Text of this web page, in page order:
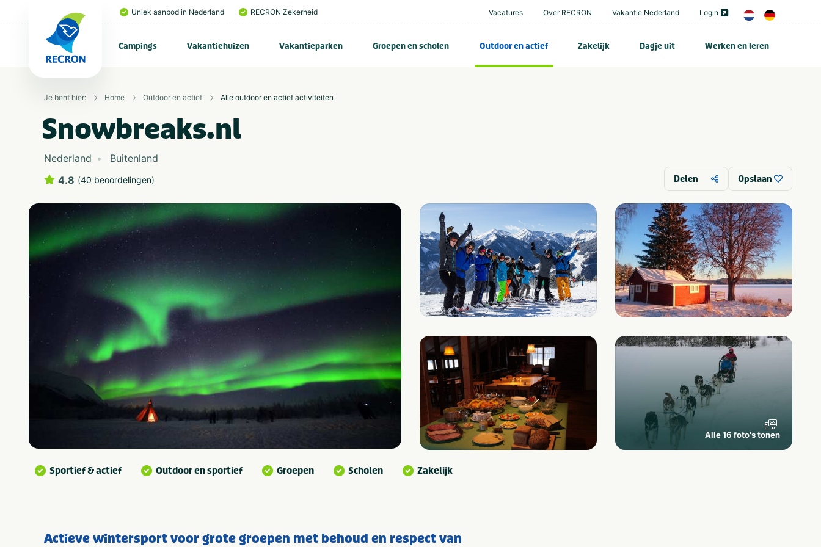
Uniek aanbod in Nederland RECRON Zekerheid Vacatures Over RECRON Vakantie Nederland Login
Campings Vakantiehuizen Vakantieparken Groepen en scholen Outdoor en actief Zakelijk Dagje uit Werken en leren
Je bent hier: Home Outdoor en actief Alle outdoor en actief activiteiten
Snowbreaks.nl
Nederland
Buitenland
4.8 (40 beoordelingen) Delen Opslaan
Alle 16 foto's tonen
Sportief & actief Outdoor en sportief Groepen Scholen Zakelijk
Actieve wintersport voor grote groepen met behoud en respect van